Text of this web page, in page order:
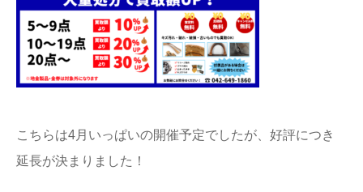
こちらは4月いっぱいの開催予定でしたが、好評につき
延長が決まりました！